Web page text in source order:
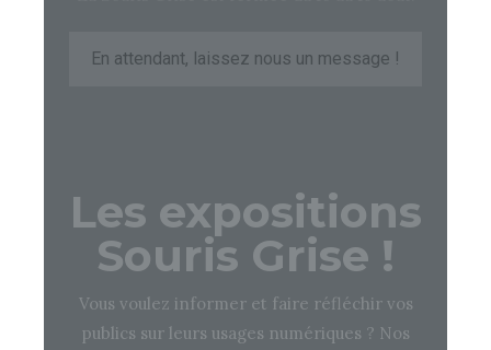
En attendant, laissez nous un message !
Les expositions
Souris Grise !
Vous voulez informer et faire réfléchir vos
publics sur leurs usages numériques ? Nos